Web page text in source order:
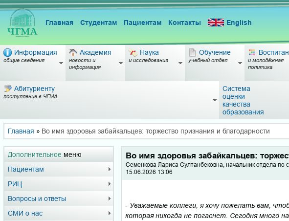
Главная Студентам Пациентам Контакты English
Информация
общие сведения
Академия
новости и
информация
Наука
и исследования
Обучение
учебный отдел
и молодёжная
политика
Абитуриенту
поступление в ЧГМА
Система
оценки
качества
образования
Главная » Во имя здоровья забайкальцев: торжество признания и благодарности
Дополнительное меню
Пациентам
РИЦ
Вопросы и ответы
СМИ о нас
Во имя здоровья забайкальцев:
Семенкова Лариса Султанбековна, начальник отдела по
15.06.2026 13:06
- Уважаемые коллеги, я хочу пожелать вам,
которая никогда не погаснет. Сегодня много